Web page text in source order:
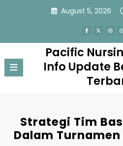
August 5, 2026
Pacific
Info Update
Strategi Tim
Dalam